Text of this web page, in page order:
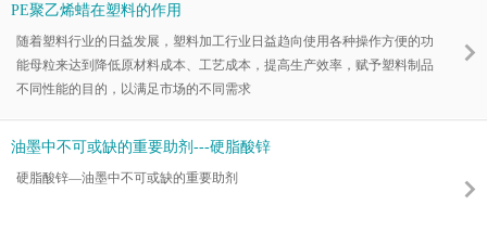
PE聚乙烯蜡在塑料的作用
随着塑料行业的日益发展，塑料加工行业日益趋向使用各种操作方便的功
能母粒来达到降低原材料成本、工艺成本，提高生产效率，赋予塑料制品
不同性能的目的，以满足市场的不同需求
油墨中不可或缺的重要助剂---硬脂酸锌
硬脂酸锌—油墨中不可或缺的重要助剂